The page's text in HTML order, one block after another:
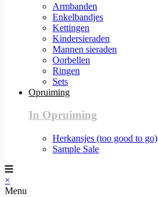
Armbanden
Enkelbandjes
Kettingen
Kindersieraden
Mannen sieraden
Oorbellen
Ringen
Sets
Opruiming
In Opruiming
Herkansjes (too good to go)
Sample Sale
×
Menu